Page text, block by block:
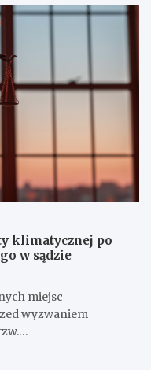
klimatycznej po
w sądzie
miejsc
wyzwaniem